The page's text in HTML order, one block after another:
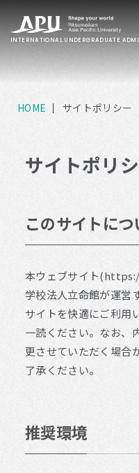
INTERNATIONAL UNDERGRADUATE
HOME サイトポリシー
サイトポリ
このサイトにつ
本ウェブサイト
学校法人立命館が運営
サイトを快適にご利用
一読ください。なお、
更させていただく場合
了承ください。
推奨環境